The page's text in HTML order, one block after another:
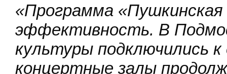
«Программа
эффективность. В
культуры подключились
концертные залы